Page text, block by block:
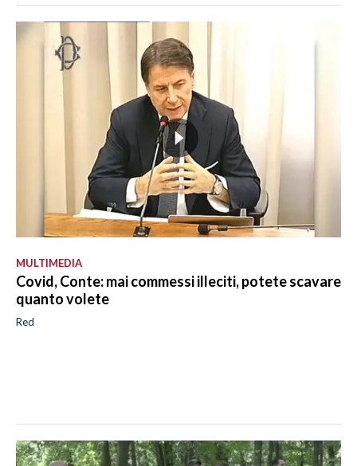
MULTIMEDIA
Covid, Conte: mai commessi illeciti, potete scavare
quanto volete
Red